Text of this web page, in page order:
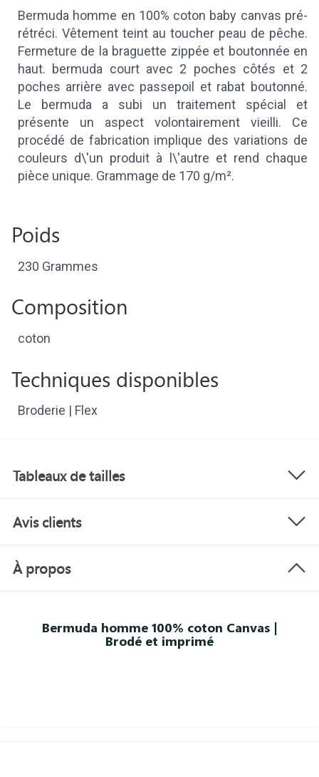
Bermuda homme en 100% coton baby canvas pré-
rétréci. Vêtement teint au toucher peau de pêche.
Fermeture de la braguette zippée et boutonnée en
haut. bermuda court avec 2 poches côtés et 2
poches arrière avec passepoil et rabat boutonné.
Le bermuda a subi un traitement spécial et
présente un aspect volontairement vieilli. Ce
procédé de fabrication implique des variations de
couleurs d\'un produit à l\'autre et rend chaque
pièce unique. Grammage de 170 g/m².
Poids
230 Grammes
Composition
coton
Techniques disponibles
Broderie | Flex
Tableaux de tailles
Avis clients
À propos
Bermuda homme 100% coton Canvas |
Brodé et imprimé